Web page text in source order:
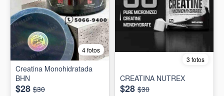
4 fotos
Creatina Monohidratada
BHN
$28 $30
3 fotos
CREATINA NUTREX
$28 $30